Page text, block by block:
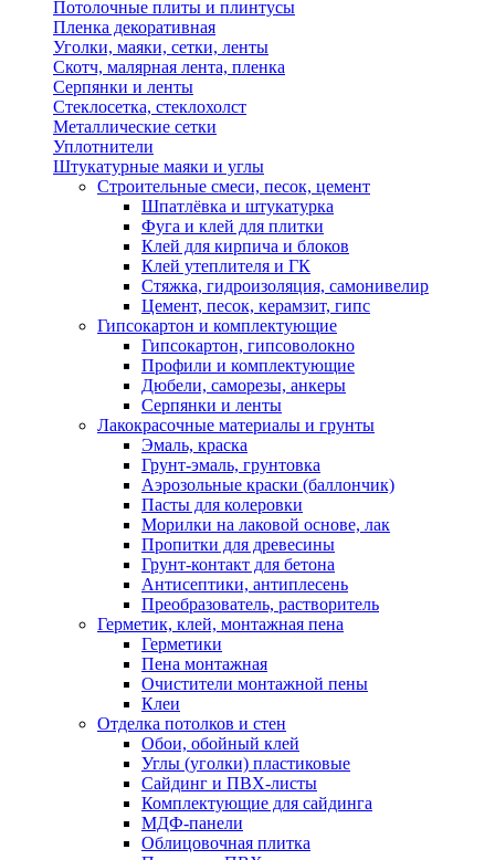
Потолочные плиты и плинтусы
Пленка декоративная
Уголки, маяки, сетки, ленты
Скотч, малярная лента, пленка
Серпянки и ленты
Стеклосетка, стеклохолст
Металлические сетки
Уплотнители
Штукатурные маяки и углы
Строительные смеси, песок, цемент
Шпатлёвка и штукатурка
Фуга и клей для плитки
Клей для кирпича и блоков
Клей утеплителя и ГК
Стяжка, гидроизоляция, самонивелир
Цемент, песок, керамзит, гипс
Гипсокартон и комплектующие
Гипсокартон, гипсоволокно
Профили и комплектующие
Дюбели, саморезы, анкеры
Серпянки и ленты
Лакокрасочные материалы и грунты
Эмаль, краска
Грунт-эмаль, грунтовка
Аэрозольные краски (баллончик)
Пасты для колеровки
Морилки на лаковой основе, лак
Пропитки для древесины
Грунт-контакт для бетона
Антисептики, антиплесень
Преобразователь, растворитель
Герметик, клей, монтажная пена
Герметики
Пена монтажная
Очистители монтажной пены
Клеи
Отделка потолков и стен
Обои, обойный клей
Углы (уголки) пластиковые
Сайдинг и ПВХ-листы
Комплектующие для сайдинга
МДФ-панели
Облицовочная плитка